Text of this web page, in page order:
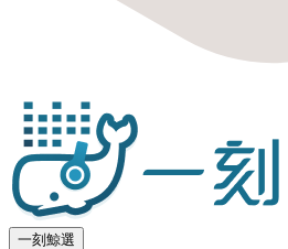
一刻鯨選